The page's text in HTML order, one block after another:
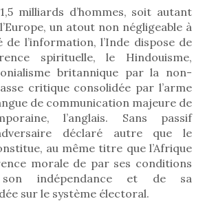
milliards d’hommes, soit autant
un atout non négligeable à
de l’information, l’Inde dispose de
spirituelle, le Hindouisme,
britannique par la non-
critique consolidée par l’arme
de communication majeure de
l’anglais. Sans passif
déclaré autre que le
au même titre que l’Afrique
morale de par ses conditions
son indépendance et de sa
sur le système électoral.